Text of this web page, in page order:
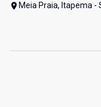
Meia Praia, Itapema -